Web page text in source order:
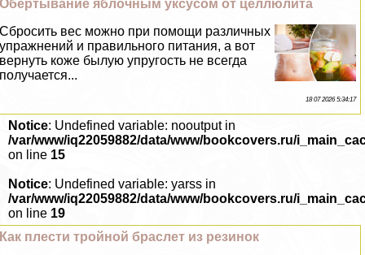
Обертывание яблочным уксусом от целлюлита
Сбросить вес можно при помощи различных
упражнений и правильного питания, а вот
вернуть коже былую упругость не всегда
получается...
18 07 2026 5:34:17
Notice: Undefined variable: nooutput in
/var/www/iq22059882/data/www/bookcovers.ru/
on line 15
Notice: Undefined variable: yarss in
/var/www/iq22059882/data/www/bookcovers.ru/
on line 19
Как плести тройной браслет из резинок